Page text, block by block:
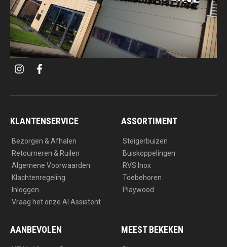
i
t
a
a
m
f
e
b
k
KLANTENSERVICE
Bezorgen & Afhalen
Retourneren & Ruilen
Algemene Voorwaarden
Klachtenregeling
Inloggen
Vraag het onze AI Assistent
ASSORTIMENT
Steigerbuizen
Buiskoppelingen
RVS Inox
Toebehoren
Playwood
AANBEVOLEN MEEST BEKEKEN